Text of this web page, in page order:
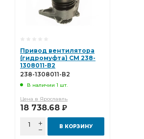
Привод вентилятора
(гидромуфта) СМ 238-
1308011-В2
238-1308011-В2
В наличии 1 шт.
Цена в Ярославль
18 738.68 Р
В КОРЗИНУ